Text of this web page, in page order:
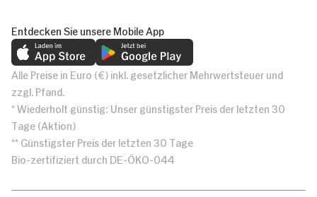
Entdecken Sie unsere Mobile App
Alle Preise in Euro (€) inkl. gesetzlicher Mehrwertsteuer und
zzgl. Pfand.
* Wiederholt günstig: Unser günstigster Preis der letzten 30
Tage (Aktion)
** Günstigster Preis der letzten 30 Tage
Bio-zertifiziert durch DE-ÖKO-044